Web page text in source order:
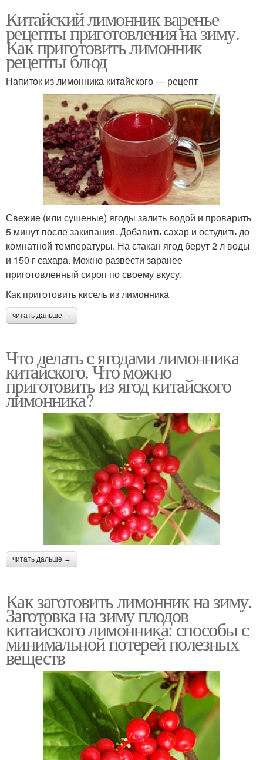
Китайский лимонник варенье
рецепты приготовления на зиму.
Как приготовить лимонник
рецепты блюд
Напиток из лимонника китайского — рецепт
Свежие (или сушеные) ягоды залить водой и проварить
5 минут после закипания. Добавить сахар и остудить до
комнатной температуры. На стакан ягод берут 2 л воды
и 150 г сахара. Можно развести заранее
приготовленный сироп по своему вкусу.
Как приготовить кисель из лимонника
читать дальше →
Что делать с ягодами лимонника
китайского. Что можно
приготовить из ягод китайского
лимонника?
читать дальше →
Как заготовить лимонник на зиму.
Заготовка на зиму плодов
китайского лимонника: способы с
минимальной потерей полезных
веществ